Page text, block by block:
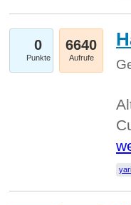
0
Punkte
6640
Aufrufe